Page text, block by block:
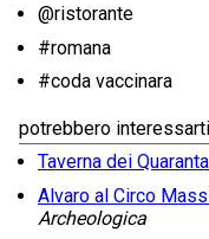
@ristorante
#romana
#coda vaccinara
potrebbero interessarti
Taverna dei Quaranta
Alvaro al Circo
Archeologica